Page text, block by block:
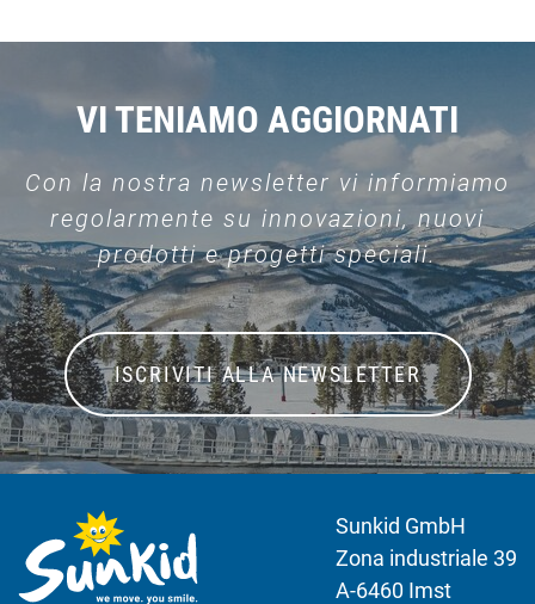
VI TENIAMO AGGIORNATI
Con la nostra newsletter vi informiamo
regolarmente su innovazioni, nuovi
prodotti e progetti speciali.
ISCRIVITI ALLA NEWSLETTER
Sunkid GmbH
Zona industriale 39
A-6460 Imst